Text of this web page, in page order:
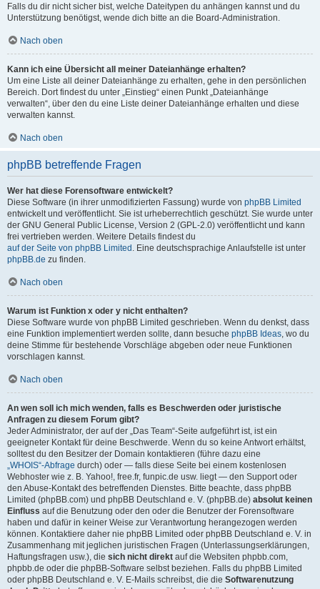
Falls du dir nicht sicher bist, welche Dateitypen du anhängen kannst und du
Unterstützung benötigst, wende dich bitte an die Board-Administration.
Nach oben
Kann ich eine Übersicht all meiner Dateianhänge erhalten?
Um eine Liste all deiner Dateianhänge zu erhalten, gehe in den persönlichen
Bereich. Dort findest du unter „Einstieg“ einen Punkt „Dateianhänge
verwalten“, über den du eine Liste deiner Dateianhänge erhalten und diese
verwalten kannst.
Nach oben
phpBB betreffende Fragen
Wer hat diese Forensoftware entwickelt?
Diese Software (in ihrer unmodifizierten Fassung) wurde von phpBB Limited
entwickelt und veröffentlicht. Sie ist urheberrechtlich geschützt. Sie wurde unter
der GNU General Public License, Version 2 (GPL-2.0) veröffentlicht und kann
frei vertrieben werden. Weitere Details findest du
auf der Seite von phpBB Limited . Eine deutschsprachige Anlaufstelle ist unter
phpBB.de zu finden.
Nach oben
Warum ist Funktion x oder y nicht enthalten?
Diese Software wurde von phpBB Limited geschrieben. Wenn du denkst, dass
eine Funktion implementiert werden sollte, dann besuche phpBB Ideas, wo du
deine Stimme für bestehende Vorschläge abgeben oder neue Funktionen
vorschlagen kannst.
Nach oben
An wen soll ich mich wenden, falls es Beschwerden oder juristische
Anfragen zu diesem Forum gibt?
Jeder Administrator, der auf der „Das Team“-Seite aufgeführt ist, ist ein
geeigneter Kontakt für deine Beschwerde. Wenn du so keine Antwort erhältst,
solltest du den Besitzer der Domain kontaktieren (führe dazu eine
„WHOIS“-Abfrage durch) oder — falls diese Seite bei einem kostenlosen
Webhoster wie z. B. Yahoo!, free.fr, funpic.de usw. liegt — den Support oder
den Abuse-Kontakt des betreffenden Dienstes. Bitte beachte, dass phpBB
Limited (phpBB.com) und phpBB Deutschland e. V. (phpBB.de) absolut keinen
Einfluss auf die Benutzung oder den oder die Benutzer der Forensoftware
haben und dafür in keiner Weise zur Verantwortung herangezogen werden
können. Kontaktiere daher nie phpBB Limited oder phpBB Deutschland e. V. in
Zusammenhang mit jeglichen juristischen Fragen (Unterlassungserklärungen,
Haftungsfragen usw.), die sich nicht direkt auf die Websiten phpbb.com,
phpbb.de oder die phpBB-Software selbst beziehen. Falls du phpBB Limited
oder phpBB Deutschland e. V. E-Mails schreibst, die die Softwarenutzung